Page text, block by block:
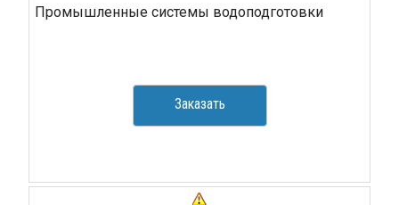
Промышленные системы водоподготовки
Заказать